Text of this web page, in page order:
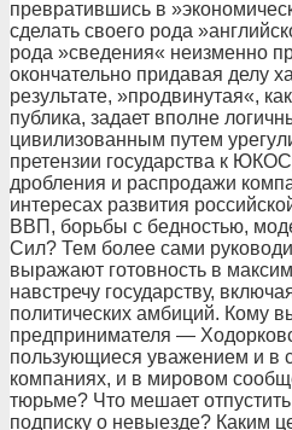
превратившись в
сделать своего рода
рода »сведения« неизменно
окончательно придавая делу
результате, »продвинутая«,
публика, задает вполне
цивилизованным путем
претензии государства к
дробления и распродажи
интересах развития
ВВП, борьбы с бедностью,
Сил? Тем более сами
выражают готовность в
навстречу государству,
политических амбиций. Кому
предпринимателя —
пользующиеся уважением и в
компаниях, и в мировом
тюрьме? Что мешает
подписку о невыезде? Каким